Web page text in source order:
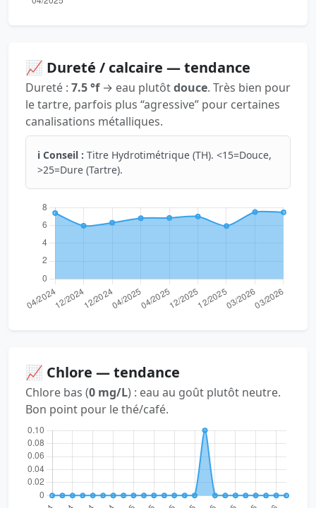
📈 Dureté / calcaire — tendance
Dureté : 7.5 °f→ eau plutôtdouce. Très bien pour
le tartre, parfois plus “agressive” pour certaines
canalisations métalliques.
ℹ️ Conseil : Titre Hydrotimétrique (TH). <15=Douce,
>25=Dure (Tartre).
📈 Chlore — tendance
Chlore bas (0 mg/L) : eau au goût plutôt neutre.
Bon point pour le thé/café.